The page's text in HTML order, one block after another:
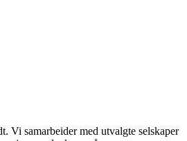
Vi samarbeider med utvalgte selskaper